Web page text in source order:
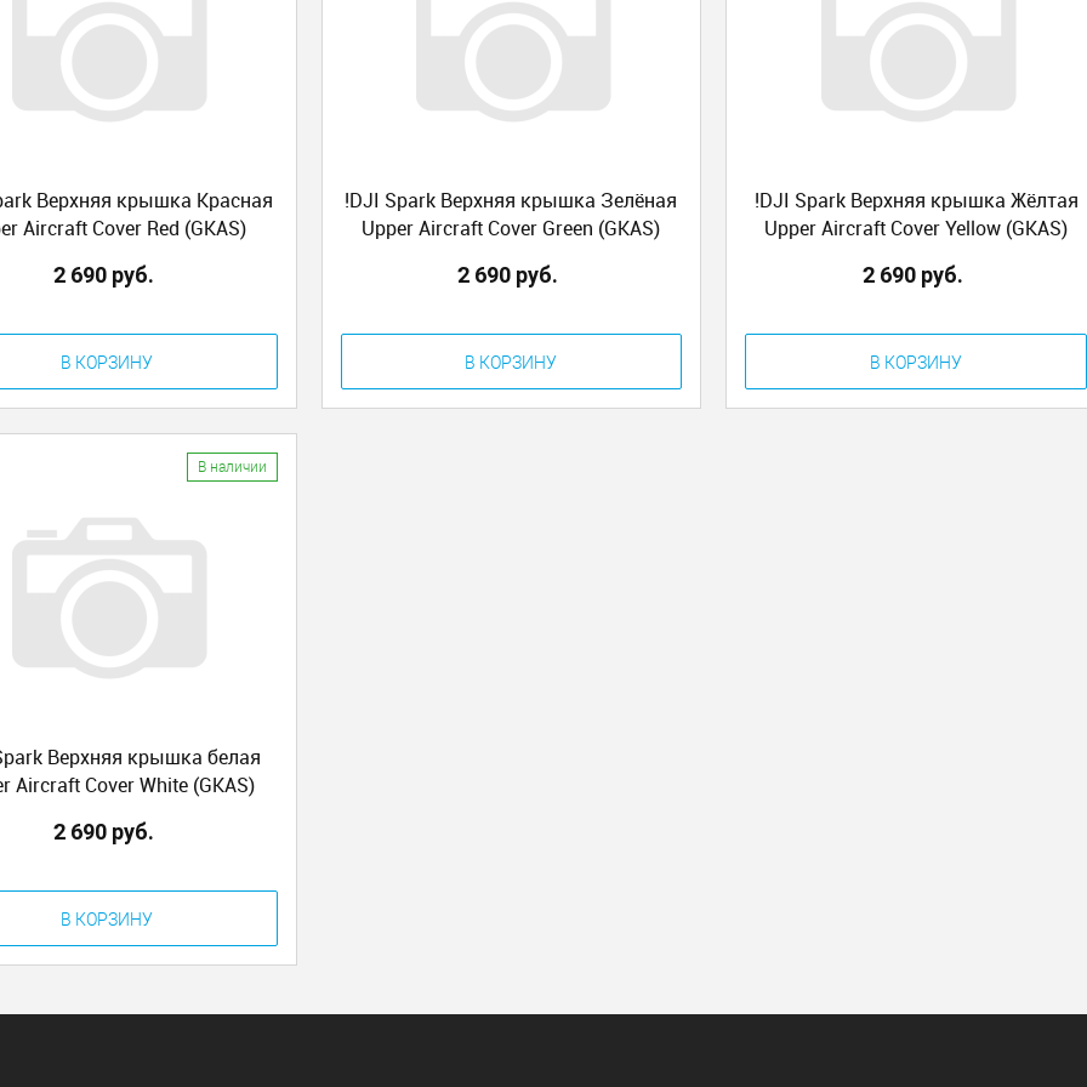
Верхняя крышка Красная
Aircraft Cover Red (GKAS)
2 690 руб.
В КОРЗИНУ
!DJI Spark Верхняя крышка Зелёная
Upper Aircraft Cover Green (GKAS)
2 690 руб.
В КОРЗИНУ
!DJI Spark Верхняя крышка Жёлтая
Upper Aircraft Cover Yellow (GKAS)
2 690 руб.
В КОРЗИНУ
В наличии
Верхняя крышка белая
Aircraft Cover White (GKAS)
2 690 руб.
В КОРЗИНУ